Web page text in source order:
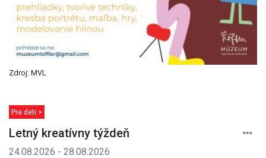
Zdroj: MVL
Pre deti >
Letný kreatívny týždeň
24.08.2026 - 28.08.2026